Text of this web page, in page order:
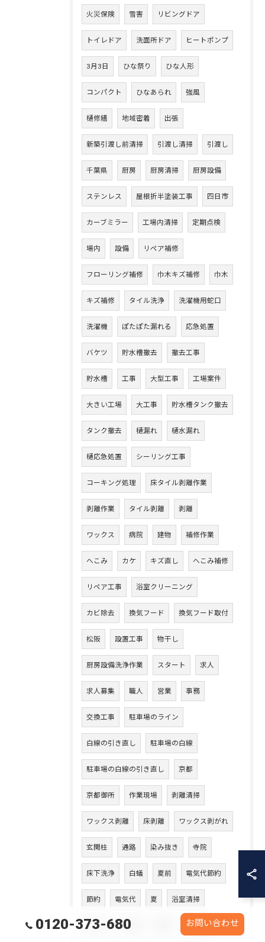
火災保険 雪害 リビングドア
トイレドア 洗面所ドア ヒートポンプ
3月3日 ひな祭り ひな人形
コンパクト ひなあられ 強風
樋修繕 地域密着 出張
新築引渡し前清掃 引渡し清掃 引渡し
千葉県 厨房 厨房清掃 厨房設備
ステンレス 屋根折半塗装工事 四日市
カーブミラー 工場内清掃 定期点検
場内 設備 リペア補修
フローリング補修 巾木キズ補修 巾木
キズ補修 タイル洗浄 洗濯機用蛇口
洗濯機 ぽたぽた漏れる 応急処置
バケツ 貯水槽撤去 撤去工事
貯水槽 工事 大型工事 工場案件
大きい工場 大工事 貯水槽タンク撤去
タンク撤去 樋漏れ 樋水漏れ
樋応急処置 シーリング工事
コーキング処理 床タイル剥離作業
剥離作業 タイル剥離 剥離
ワックス 病院 建物 補修作業
へこみ カケ キズ直し へこみ補修
リペア工事 浴室クリーニング
カビ除去 換気フード 換気フード取付
松阪 設置工事 物干し
厨房設備洗浄作業 スタート 求人
求人募集 職人 営業 事務
交換工事 駐車場のライン
白線の引き直し 駐車場の白線
駐車場の白線の引き直し 京都
京都御所 作業現場 剥離清掃
ワックス剥離 床剥離 ワックス剥がれ
玄関柱 通路 染み抜き 寺院
床下洗浄 白蟻 夏前 電気代節約
節約 電気代 夏 浴室清掃
水アカ ぬめり 元に戻す
0120-373-680 お問い合わせ